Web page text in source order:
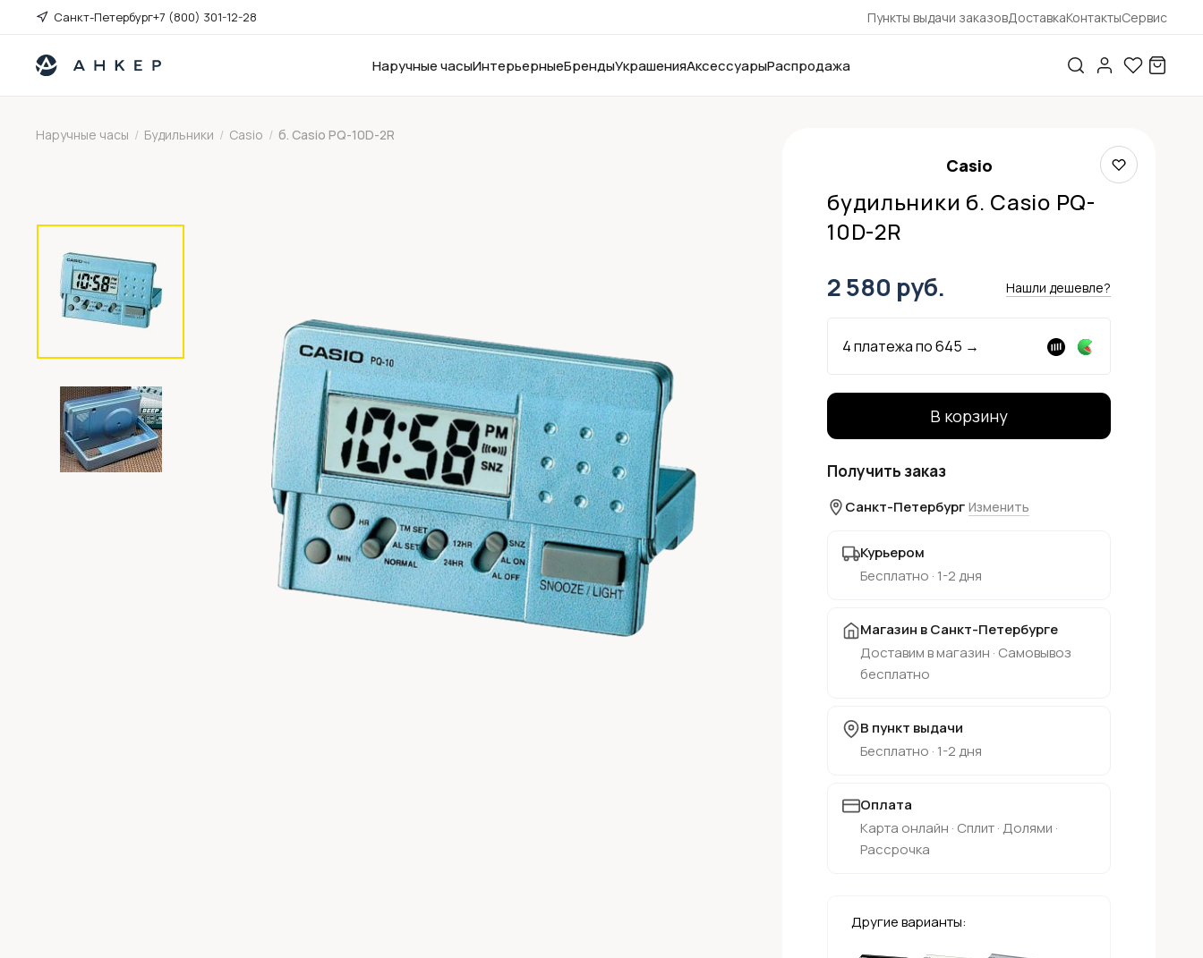
Санкт-Петербург+7 (800) 301-12-28 Пункты выдачи заказовДоставкаКонтактыСервис
Наручные часыИнтерьерныеБрендыУкрашенияАксессуарыРаспродажа
Наручные часы / Будильники / Casio / б. Casio PQ-10D-2R
Casio
будильники б. Casio PQ-
10D-2R
2 580 руб. Нашли дешевле?
4 платежа по645 →
В корзину
Получить заказ
Санкт-Петербург Изменить
Курьером
Бесплатно · 1-2 дня
Магазин в Санкт-Петербурге
Доставим в магазин · Самовывоз
бесплатно
В пункт выдачи
Бесплатно · 1-2 дня
Оплата
Карта онлайн · Сплит · Долями ·
Рассрочка
Другие варианты: